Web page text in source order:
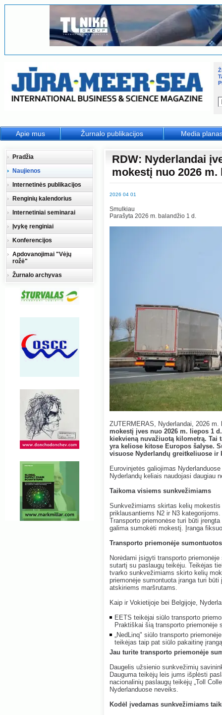
RDW: Nyderlandai
mokestį nuo 2026 m.
2026 04 01
Smulkiau
Parašyta 2026 m. balandžio 1 d.
ZUTERMERAS, Nyderlandai, 2026
mokestį įves nuo 2026 m. liepos 1
kiekvieną nuvažiuotą kilometrą.
yra keliose kitose Europos šalyse.
visuose Nyderlandų greitkeliuose
Eurovinjetės galiojimas
Nyderlandų keliais naudojasi daugiau
Taikoma visiems sunkvežimiams
Sunkvežimiams skirtas kelių
priklausantiems N2 ir N3
Transporto priemonėse turi būti
galima sumokėti mokestį. Įranga
Transporto priemonėje
Norėdami įsigyti transporto
sutartį su paslaugų teikėju. Teikėjas
tvarko sunkvežimiams skirto kelių
priemonėje sumontuota įranga turi
atskiriems maršrutams.
Kaip ir Vokietijoje bei Belgijoje,
EETS teikėjai siūlo transporto
Praktiškai šią transporto priemonėje
„NedLinq" siūlo transporto
teikėjas taip pat siūlo pakaitinę
Jau turite transporto priemonėje
Daugelis užsienio sunkvežimių
Dauguma teikėjų leis jums išplėsti
nacionalinių paslaugų teikėjų „Toll
Nyderlanduose neveiks.
Kodėl įvedamas sunkvežimiams
Pradžia
Naujienos
Internetinės publikacijos
Renginių kalendorius
Internetiniai seminarai
Įvykę renginiai
Konferencijos
Apdovanojimai "Vėjų
rožė"
Žurnalo archyvas
Apie mus Žurnalo publikacijos Media